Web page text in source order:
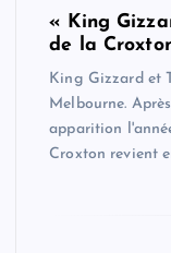
« King
de la
King Gizzard et
Melbourne.
apparition
Croxton revient